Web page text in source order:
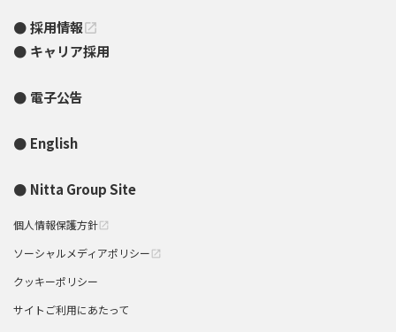
採用情報open_in_new
キャリア採用
電子公告
English
Nitta Group Site
個人情報保護方針 open_in_new
ソーシャルメディアポリシー open_in_new
クッキーポリシー
サイトご利用にあたって